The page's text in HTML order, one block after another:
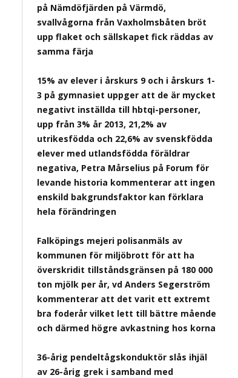
på Nämdöfjärden på Värmdö,
svallvågorna från Vaxholmsbåten bröt
upp flaket och sällskapet fick räddas av
samma färja
15% av elever i årskurs 9 och i årskurs 1-
3 på gymnasiet uppger att de är mycket
negativt inställda till hbtqi-personer,
upp från 3% år 2013, 21,2% av
utrikesfödda och 22,6% av svenskfödda
elever med utlandsfödda föräldrar
negativa, Petra Mårselius på Forum för
levande historia kommenterar att ingen
enskild bakgrundsfaktor kan förklara
hela förändringen
Falköpings mejeri polisanmäls av
kommunen för miljöbrott för att ha
överskridit tillståndsgränsen på 180 000
ton mjölk per år, vd Anders Segerström
kommenterar att det varit ett extremt
bra foderår vilket lett till bättre mående
och därmed högre avkastning hos korna
36-årig pendeltågskonduktör slås ihjäl
av 26-årig grek i samband med